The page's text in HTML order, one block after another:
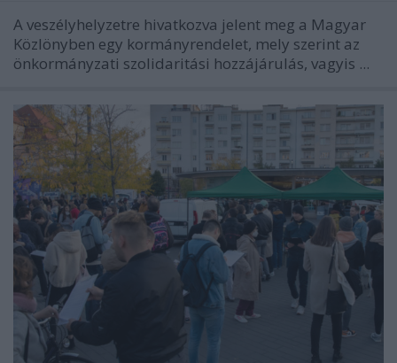
A veszélyhelyzetre hivatkozva jelent meg a Magyar
Közlönyben egy kormányrendelet, mely szerint az
önkormányzati szolidaritási hozzájárulás, vagyis ...